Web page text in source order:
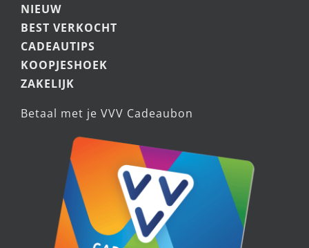
NIEUW
BEST VERKOCHT
CADEAUTIPS
KOOPJESHOEK
ZAKELIJK
Betaal met je VVV Cadeaubon